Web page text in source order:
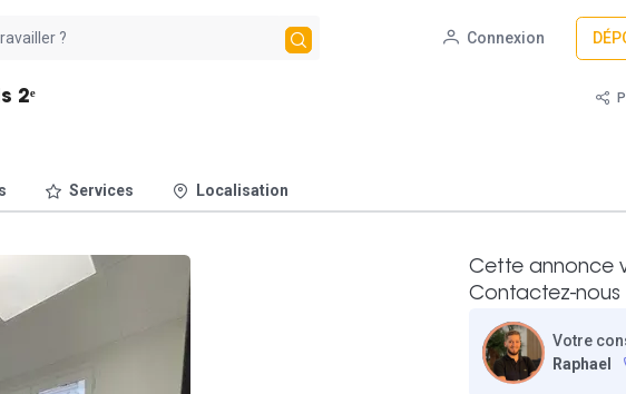
Connexion
2ᵉ
Services Localisation
Cette annonce
Contactez-nous
Votre
Raphael